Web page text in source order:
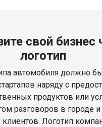
свой бизнес
логотип
автомобиля должно
наряду с
продуктов или
разговоров в городе
клиентов. Логотип